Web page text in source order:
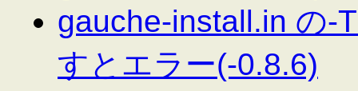
gauche-install.in の-
すとエラー(-0.8.6)